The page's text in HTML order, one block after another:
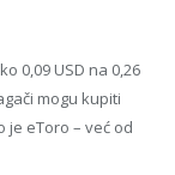
0,09 USD na 0,26
mogu kupiti
eToro – već od